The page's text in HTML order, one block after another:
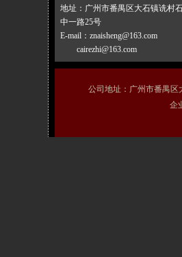
地址：广州市番禺区大石镇诜村
中一路25号
E-mail：znaisheng@163.com
cairezhi@163.com
公司地址：广州市番禺区
企